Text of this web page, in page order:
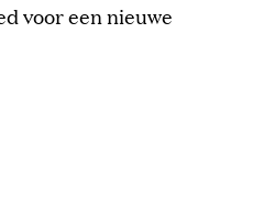
voor een nieuwe